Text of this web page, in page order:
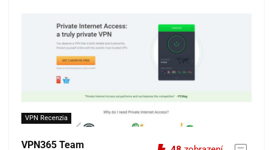
VPN Recenzia
VPN365 Team